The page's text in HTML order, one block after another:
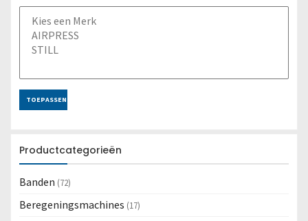
TOEPASSEN
Productcategorieën
Banden (72)
Beregeningsmachines (17)